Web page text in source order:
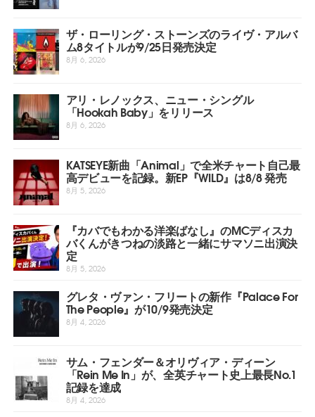
ザ・ローリング・ストーンズのライヴ・アルバ
ム8タイトルが9/25日発売決定
8月 6, 2026
アリ・レノックス、ニュー・シングル
「Hookah Baby」をリリース
8月 6, 2026
KATSEYE新曲「Animal」で全米チャート自己最
高デビューを記録。新EP『WILD』は8/8 発売
8月 5, 2026
『カバでもわかる洋楽ばなし』のMCディスカ
バくんがきつねの淡路と一緒にサマソニ出演決
定
8月 5, 2026
グレタ・ヴァン・フリートの新作『Palace For
The People』が10/9発売決定
8月 4, 2026
サム・フェンダー＆オリヴィア・ディーン
「Rein Me In」が、全英チャート史上最長No.1
記録を達成
8月 4, 2026